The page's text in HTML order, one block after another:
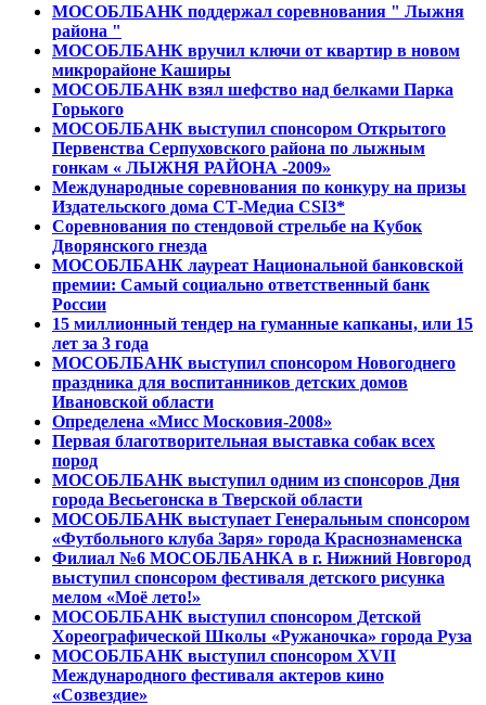
МОСОБЛБАНК поддержал соревнования " Лыжня
района "
МОСОБЛБАНК вручил ключи от квартир в новом
микрорайоне Каширы
МОСОБЛБАНК взял шефство над белками Парка
Горького
МОСОБЛБАНК выступил спонсором Открытого
Первенства Серпуховского района по лыжным
гонкам « ЛЫЖНЯ РАЙОНА -2009»
Международные соревнования по конкуру на призы
Издательского дома СТ-Медиа CSI3*
Соревнования по стендовой стрельбе на Кубок
Дворянского гнезда
МОСОБЛБАНК лауреат Национальной банковской
премии: Самый социально ответственный банк
России
15 миллионный тендер на гуманные капканы, или 15
лет за 3 года
МОСОБЛБАНК выступил спонсором Новогоднего
праздника для воспитанников детских домов
Ивановской области
Определена «Мисс Московия-2008»
Первая благотворительная выставка собак всех
пород
МОСОБЛБАНК выступил одним из спонсоров Дня
города Весьегонска в Тверской области
МОСОБЛБАНК выступает Генеральным спонсором
«Футбольного клуба Заря» города Краснознаменска
Филиал №6 МОСОБЛБАНКА в г. Нижний Новгород
выступил спонсором фестиваля детского рисунка
мелом «Моё лето!»
МОСОБЛБАНК выступил спонсором Детской
Хореографической Школы «Ружаночка» города Руза
МОСОБЛБАНК выступил спонсором XVII
Международного фестиваля актеров кино
«Созвездие»